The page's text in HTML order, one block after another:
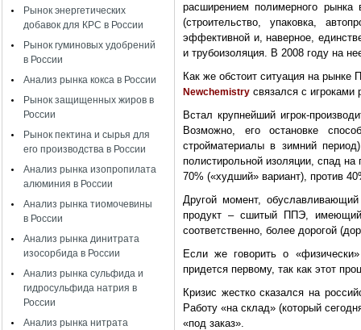
Рынок энергетических
добавок для КРС в России
Рынок гуминовых удобрений
в России
Анализ рынка кокса в России
Рынок защищенных жиров в
России
Рынок пектина и сырья для
его производства в России
Анализ рынка изопропилата
алюминия в России
Анализ рынка тиомочевины
в России
Анализ рынка динитрата
изосорбида в России
Анализ рынка сульфида и
гидросульфида натрия в
России
Анализ рынка нитрата
расширением полимерного
(строительство, упаковка,
эффективной и, наверное,
и трубоизоляция. В 2008 году на
Как же обстоит ситуация на
Newchemistry связался c игроками
Встал крупнейший игрок-
Возможно, его остановке
стройматериалы в зимний
полистирольной изоляции, спад
70% («худший» вариант), против
Другой момент,
продукт – сшитый ППЭ,
соответственно, более дорогой
Если же говорить о
придется первому, так как этот
Кризис жестко сказался на
Работу «на склад» (который
«под заказ».